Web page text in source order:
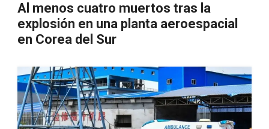
Al menos cuatro muertos tras la
explosión en una planta aeroespacial
en Corea del Sur